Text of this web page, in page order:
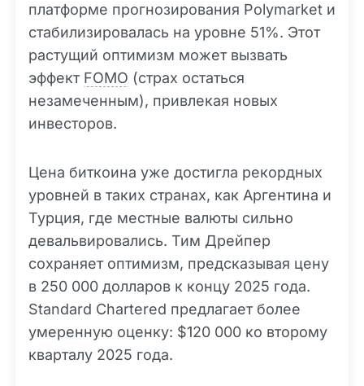
платформе прогнозирования Polymarket и
стабилизировалась на уровне 51%. Этот
растущий оптимизм может вызвать
эффект FOMO (страх остаться
незамеченным), привлекая новых
инвесторов.
Цена биткоина уже достигла рекордных
уровней в таких странах, как Аргентина и
Турция, где местные валюты сильно
девальвировались. Тим Дрейпер
сохраняет оптимизм, предсказывая цену
в 250 000 долларов к концу 2025 года.
Standard Chartered предлагает более
умеренную оценку: $120 000 ко второму
кварталу 2025 года.